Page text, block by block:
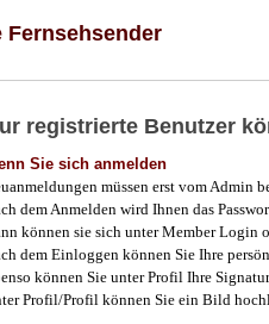
Fernsehsender
registrierte Benutzer
Sie sich anmelden
müssen erst vom Admin
dem Anmelden wird Ihnen das
können sie sich unter Member Login
dem Einloggen können Sie Ihre
können Sie unter Profil Ihre
Profil/Profil können Sie ein Bild